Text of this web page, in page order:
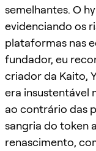
semelhantes. O
evidenciando os
plataformas nas
fundador, eu
criador da Kaito,
era insustentável
ao contrário das
sangria do token
renascimento,